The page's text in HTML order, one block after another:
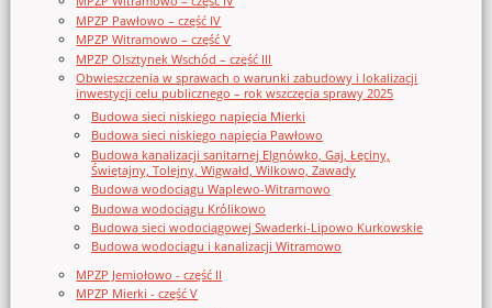
MPZP Pawłowo – część IV
MPZP Witramowo – część V
MPZP Olsztynek Wschód – część III
Obwieszczenia w sprawach o warunki zabudowy i lokalizacji
inwestycji celu publicznego – rok wszczęcia sprawy 2025
Budowa sieci niskiego napięcia Mierki
Budowa sieci niskiego napięcia Pawłowo
Budowa kanalizacji sanitarnej Elgnówko, Gaj, Łęciny,
Świętajny, Tolejny, Wigwałd, Wilkowo, Zawady
Budowa wodociągu Waplewo-Witramowo
Budowa wodociągu Królikowo
Budowa sieci wodociągowej Swaderki-Lipowo Kurkowskie
Budowa wodociągu i kanalizacji Witramowo
MPZP Jemiołowo - część II
MPZP Mierki - część V